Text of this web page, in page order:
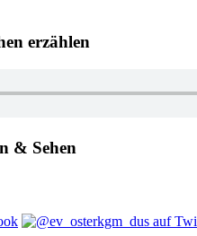
erzählen
& Sehen